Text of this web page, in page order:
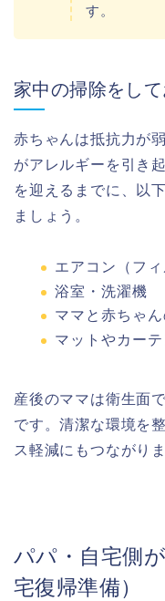
す。
家中の掃除をして
赤ちゃんは抵抗力が
がアレルギーを引き
を迎えるまでに、以
ましょう。
エアコン（フィ
浴室・洗濯機
ママと赤ちゃ
マットやカーテ
産後のママは衛生面
です。清潔な環境を
ス軽減にもつながりま
パパ・自宅側
宅復帰準備）